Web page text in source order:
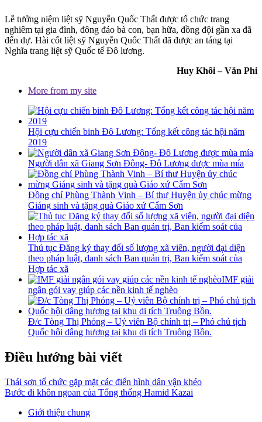
Lễ tưởng niệm liệt sỹ Nguyễn Quốc Thất được tổ chức trang
nghiêm tại gia đình, đông đảo bà con, bạn hữa, đồng đội gần xa đã
đến dự. Hài cốt liệt sỹ Nguyễn Quốc Thất đã được an táng tại
Nghĩa trang liệt sỹ Quốc tế Đô lương.
Huy Khôi – Văn Phi
More from my site
Hội cựu chiến binh Đô Lương: Tổng kết công tác hội năm
2019
Người dân xã Giang Sơn Đông- Đô Lương được mùa mía
Đồng chí Phùng Thành Vinh – Bí thư Huyện ủy chúc mừng
Giáng sinh và tặng quà Giáo xứ Cẩm Sơn
Thủ tục Đăng ký thay đổi số lượng xã viên, người đại diện
theo pháp luật, danh sách Ban quản trị, Ban kiểm soát của
Hợp tác xã
IMF giải
ngân gói vay giúp các nền kinh tế nghèo
Đ/c Tòng Thị Phóng – Uỷ viên Bộ chính trị – Phó chủ tịch
Quốc hội dâng hương tại khu di tích Truông Bồn.
Điều hướng bài viết
Thái sơn tổ chức gặp mặt các điển hình dân vận khéo
Bước đi khôn ngoan của Tổng thống Hamid Kazai
Giới thiệu chung